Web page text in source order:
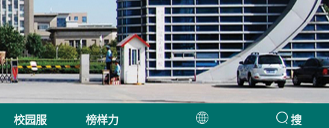
校园服
榜样力
搜